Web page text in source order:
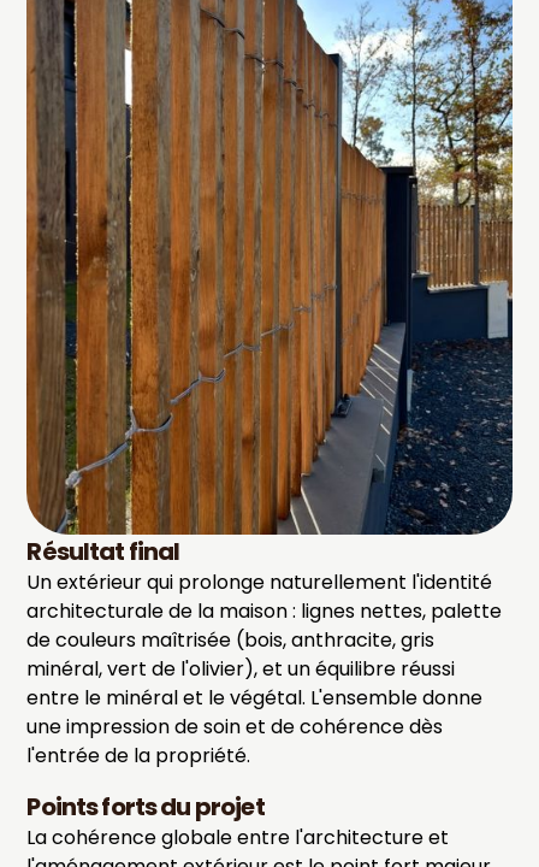
Résultat final
Un extérieur qui prolonge naturellement l'identité
architecturale de la maison : lignes nettes, palette
de couleurs maîtrisée (bois, anthracite, gris
minéral, vert de l'olivier), et un équilibre réussi
entre le minéral et le végétal. L'ensemble donne
une impression de soin et de cohérence dès
l'entrée de la propriété.
Points forts du projet
La cohérence globale entre l'architecture et